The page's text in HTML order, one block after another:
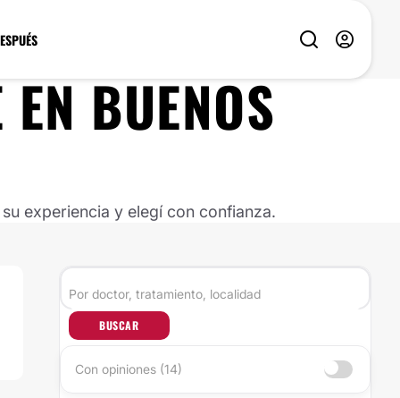
ENBUENOS
experiencia y elegí con confianza.
BUSCAR
Con opiniones (14)